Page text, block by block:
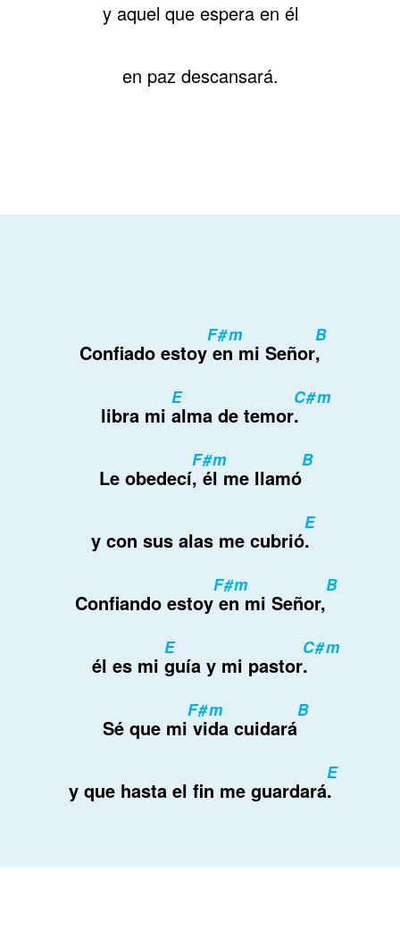
y aquel que espera en él
en paz descansará.
Confiado estoy
F#m
en mi Señor
B
,
libra mi
E
alma de temor
C#m
.
Le obedecí
F#m
, él me llamó
B
y con sus alas me cubrió
E
.
Confiando estoy
F#m
en mi Señor,
B
él es mi
E
guía y mi pastor
C#m
.
Sé que mi
F#m
vida cuidará
B
y que hasta el fin me guardará
E
.